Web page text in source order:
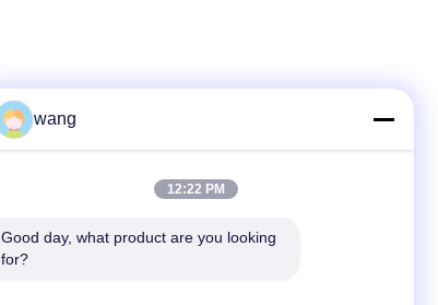
โทรศัพท์
wang
12:22 PM
Good day, what product are you looking
for?